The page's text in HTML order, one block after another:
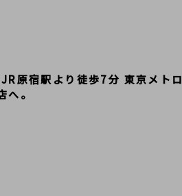
原宿駅より徒歩7分 東京メトロ
。